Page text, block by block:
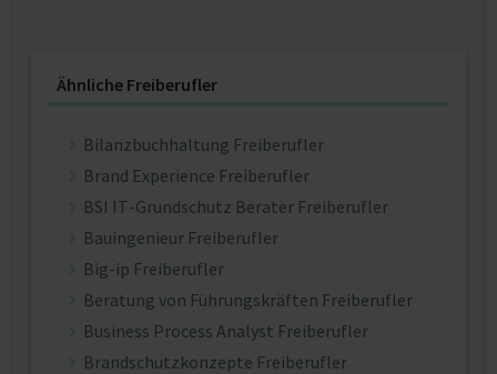
Ähnliche Freiberufler
Bilanzbuchhaltung Freiberufler
Brand Experience Freiberufler
BSI IT-Grundschutz Berater Freiberufler
Bauingenieur Freiberufler
Big-ip Freiberufler
Beratung von Führungskräften Freiberufler
Business Process Analyst Freiberufler
Brandschutzkonzepte Freiberufler